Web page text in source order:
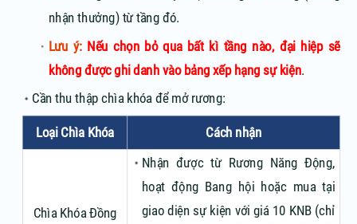
nhận thưởng) từ tầng đó.
Lưu ý: Nếu chọn bỏ qua bất kì tầng nào, đại hiệp sẽ
không được ghi danh vào bảng xếp hạng sự kiện.
Cần thu thập chìa khóa để mở rương:
Loại Chìa Khóa Cách nhận
Chìa Khóa Đồng
Nhận được từ Rương Năng Động,
hoạt động Bang hội hoặc mua tại
giao diện sự kiện với giá 10 KNB (chỉ